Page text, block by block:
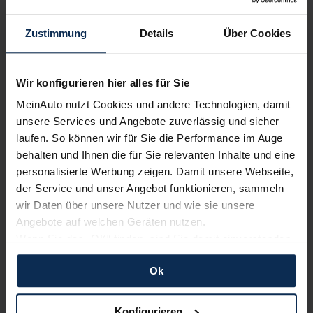
Zustimmung Details Über Cookies
Wir konfigurieren hier alles für Sie
MeinAuto nutzt Cookies und andere Technologien, damit
unsere Services und Angebote zuverlässig und sicher
laufen. So können wir für Sie die Performance im Auge
behalten und Ihnen die für Sie relevanten Inhalte und eine
personalisierte Werbung zeigen. Damit unsere Webseite,
der Service und unser Angebot funktionieren, sammeln
wir Daten über unsere Nutzer und wie sie unsere
Angebote auf welchen Geräten nutzen.
und erlauben uns Cookies für unseren Service zu
verwenden und diese Daten an Dritte weiterzugeben,
etwa an unsere Marketingpartner. Falls Sie dem nicht
zustimmen möchten, beschränken wir uns auf die
Ok
KIA Seltos Automatik
KIA Seltos Allradantrieb
Weitere Modelle der Marke
KIA EV2 Vario-Finanzierung
KIA EV3 Vario-Finanzierung
KIA EV4 Vario-Finanzierung
KIA EV5 Vario-Finanzierung